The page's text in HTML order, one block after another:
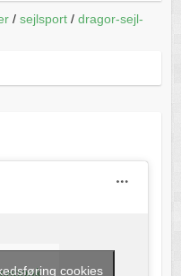
/ sejlsport/ dragor-sejl-
cookies